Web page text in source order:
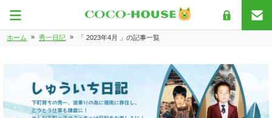
ホーム » 秀一日記 » 「 2023年4月 」の記事一覧